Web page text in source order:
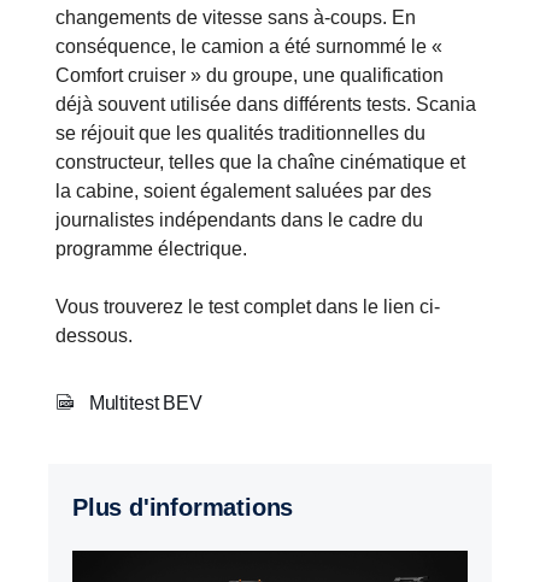
changements de vitesse sans à-coups. En
conséquence, le camion a été surnommé le «
Comfort cruiser » du groupe, une qualification
déjà souvent utilisée dans différents tests. Scania
se réjouit que les qualités traditionnelles du
constructeur, telles que la chaîne cinématique et
la cabine, soient également saluées par des
journalistes indépendants dans le cadre du
programme électrique.
Vous trouverez le test complet dans le lien ci-
dessous.
Multitest BEV
Plus d'informations